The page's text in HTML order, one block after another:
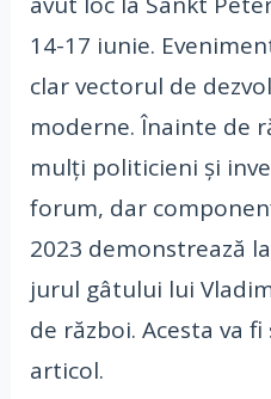
14-17 iunie.
clar vectorul de
moderne. Înainte de
mulți politicieni și
forum, dar
2023 demonstrează
jurul gâtului lui
de război. Acesta va
articol.